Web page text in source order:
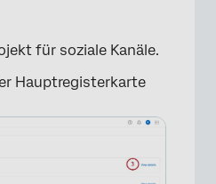
für soziale Kanäle.
Hauptregisterkarte